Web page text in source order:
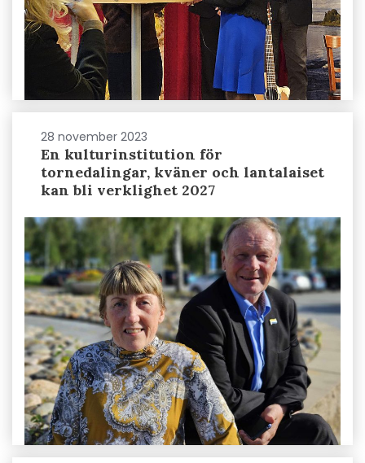
28 november 2023
En kulturinstitution för
tornedalingar, kväner och lantalaiset
kan bli verklighet 2027